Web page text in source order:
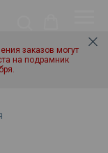
заказов могут
на подрамник